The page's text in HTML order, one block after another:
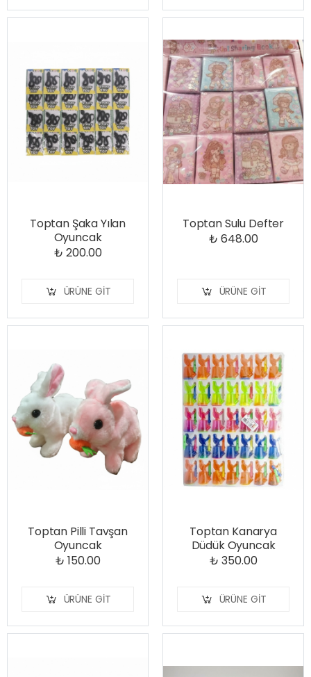
Toptan Şaka Yılan
Oyuncak
₺ 200.00
ÜRÜNE GIT
Toptan Sulu Defter
₺ 648.00
ÜRÜNE GIT
Toptan Pilli Tavşan
Oyuncak
₺ 150.00
ÜRÜNE GIT
Toptan Kanarya
Düdük Oyuncak
₺ 350.00
ÜRÜNE GIT